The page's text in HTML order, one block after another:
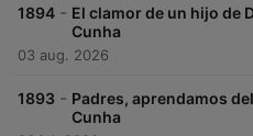
1894 - El clamor de un hijo de
Cunha
03 aug. 2026
1893 - Padres, aprendamos
Cunha